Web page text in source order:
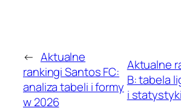
← Aktualne
rankingi Santos FC:
analiza tabeli i formy
w 2026
Aktualne
B: tabela
i